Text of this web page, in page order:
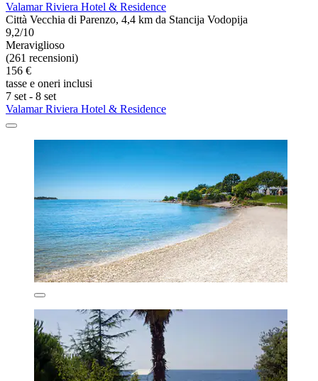
Valamar Riviera Hotel & Residence
Città Vecchia di Parenzo, 4,4 km da Stancija Vodopija
9,2/10
Meraviglioso
(261 recensioni)
156 €
tasse e oneri inclusi
7 set - 8 set
Valamar Riviera Hotel & Residence